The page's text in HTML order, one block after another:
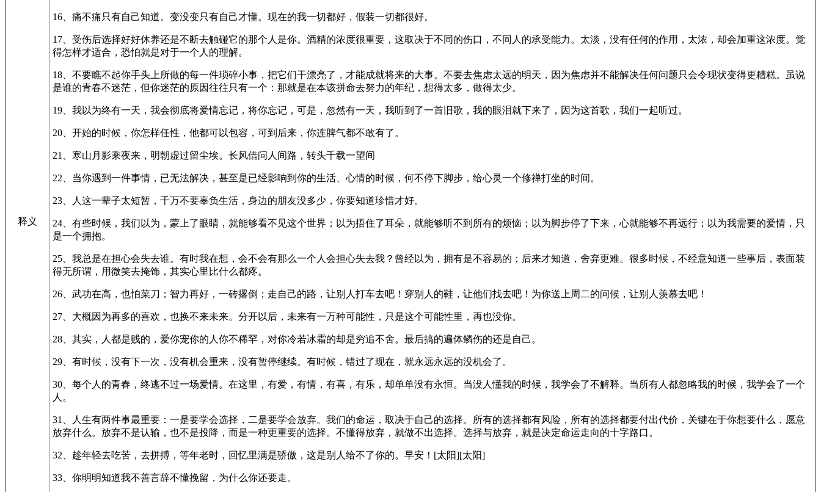
释义
16、痛不痛只有自己知道。变没变只有自己才懂。现在的我一切都好，假装一切都很好。
17、受伤后选择好好休养还是不断去触碰它的那个人是你。酒精的浓度很重要，这取决于不同的伤口，不同人的承受能力。太淡，没有任何的作用，太浓，却会加重这浓度。觉
得怎样才适合，恐怕就是对于一个人的理解。
18、不要瞧不起你手头上所做的每一件琐碎小事，把它们干漂亮了，才能成就将来的大事。不要去焦虑太远的明天，因为焦虑并不能解决任何问题只会令现状变得更糟糕。虽说
是谁的青春不迷茫，但你迷茫的原因往往只有一个：那就是在本该拼命去努力的年纪，想得太多，做得太少。
19、我以为终有一天，我会彻底将爱情忘记，将你忘记，可是，忽然有一天，我听到了一首旧歌，我的眼泪就下来了，因为这首歌，我们一起听过。
20、开始的时候，你怎样任性，他都可以包容，可到后来，你连脾气都不敢有了。
21、寒山月影乘夜来，明朝虚过留尘埃。长风借问人间路，转头千载一望间
22、当你遇到一件事情，已无法解决，甚至是已经影响到你的生活、心情的时候，何不停下脚步，给心灵一个修禅打坐的时间。
23、人这一辈子太短暂，千万不要辜负生活，身边的朋友没多少，你要知道珍惜才好。
24、有些时候，我们以为，蒙上了眼睛，就能够看不见这个世界；以为捂住了耳朵，就能够听不到所有的烦恼；以为脚步停了下来，心就能够不再远行；以为我需要的爱情，只
是一个拥抱。
25、我总是在担心会失去谁。有时我在想，会不会有那么一个人会担心失去我？曾经以为，拥有是不容易的；后来才知道，舍弃更难。很多时候，不经意知道一些事后，表面装
得无所谓，用微笑去掩饰，其实心里比什么都疼。
26、武功在高，也怕菜刀；智力再好，一砖撂倒；走自己的路，让别人打车去吧！穿别人的鞋，让他们找去吧！为你送上周二的问候，让别人羡慕去吧！
27、大概因为再多的喜欢，也换不来未来。分开以后，未来有一万种可能性，只是这个可能性里，再也没你。
28、其实，人都是贱的，爱你宠你的人你不稀罕，对你冷若冰霜的却是穷追不舍。最后搞的遍体鳞伤的还是自己。
29、有时候，没有下一次，没有机会重来，没有暂停继续。有时候，错过了现在，就永远永远的没机会了。
30、每个人的青春，终逃不过一场爱情。在这里，有爱，有情，有喜，有乐，却单单没有永恒。当没人懂我的时候，我学会了不解释。当所有人都忽略我的时候，我学会了一个
人。
31、人生有两件事最重要：一是要学会选择，二是要学会放弃。我们的命运，取决于自己的选择。所有的选择都有风险，所有的选择都要付出代价，关键在于你想要什么，愿意
放弃什么。放弃不是认输，也不是投降，而是一种更重要的选择。不懂得放弃，就做不出选择。选择与放弃，就是决定命运走向的十字路口。
32、趁年轻去吃苦，去拼搏，等年老时，回忆里满是骄傲，这是别人给不了你的。早安！[太阳][太阳]
33、你明明知道我不善言辞不懂挽留，为什么你还要走。